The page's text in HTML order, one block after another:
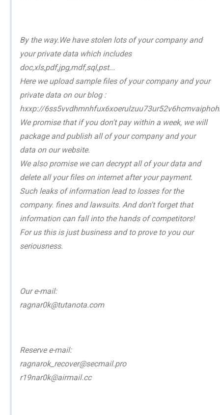
By the way.We have stolen lots of your company and
your private data which includes
doc,xls,pdf,jpg,mdf,sql,pst...
Here we upload sample files of your company and your
private data on our blog :
hxxp://
We promise that if you don't pay within a week, we will
package and publish all of your company and your
data on our website.
We also promise we can decrypt all of your data and
delete all your files on internet after your payment.
Such leaks of information lead to losses for the
company. fines and lawsuits. And don't forget that
information can fall into the hands of competitors!
For us this is just business and to prove to you our
seriousness.
Our e-mail:
ragnar0k@tutanota.com
Reserve e-mail:
ragnarok_recover@secmail.pro
r19nar0k@airmail.cc